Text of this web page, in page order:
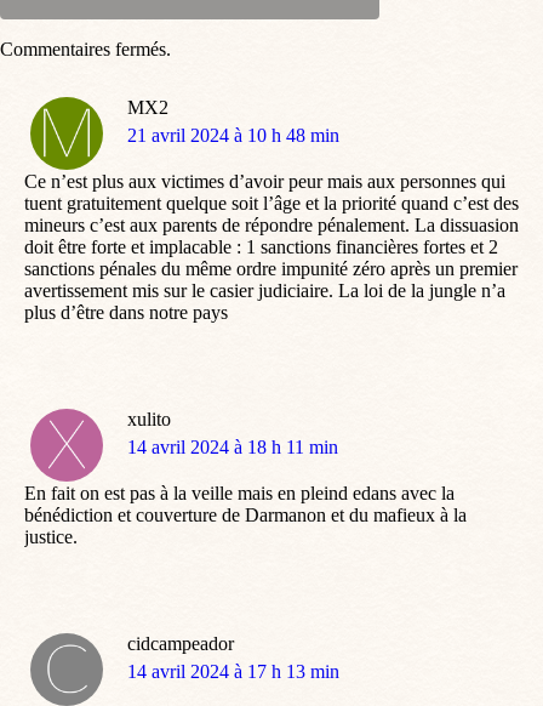
MX2
dit
21 avril 2024 à 10 h 48 min
Ce n’est plus aux victimes d’avoir peur mais aux personnes qui
tuent gratuitement quelque soit l’âge et la priorité quand c’est des
mineurs c’est aux parents de répondre pénalement. La dissuasion
doit être forte et implacable : 1 sanctions financières fortes et 2
sanctions pénales du même ordre impunité zéro après un premier
avertissement mis sur le casier judiciaire. La loi de la jungle n’a
plus d’être dans notre pays
xulito
dit
14 avril 2024 à 18 h 11 min
En fait on est pas à la veille mais en pleind edans avec la
bénédiction et couverture de Darmanon et du mafieux à la
justice.
cidcampeador
dit
14 avril 2024 à 17 h 13 min
Commentaires fermés.